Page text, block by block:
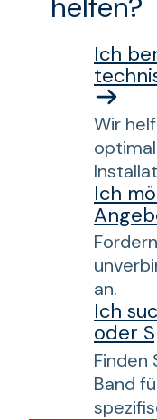
Ich
Wir
Ich
an.
Ich
oder
Finden
Band